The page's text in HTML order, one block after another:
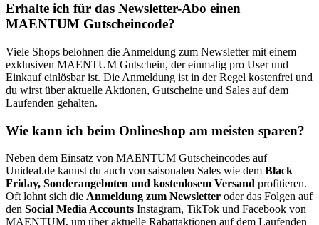
Erhalte ich für das Newsletter-Abo einen
MAENTUM Gutscheincode?
Viele Shops belohnen die Anmeldung zum Newsletter mit einem
exklusiven MAENTUM Gutschein, der einmalig pro User und
Einkauf einlösbar ist. Die Anmeldung ist in der Regel kostenfrei und
du wirst über aktuelle Aktionen, Gutscheine und Sales auf dem
Laufenden gehalten.
Wie kann ich beim Onlineshop am meisten sparen?
Neben dem Einsatz von MAENTUM Gutscheincodes auf
Unideal.de kannst du auch von saisonalen Sales wie dem Black
Friday, Sonderangeboten und kostenlosem Versand profitieren.
Oft lohnt sich die Anmeldung zum Newsletter oder das Folgen auf
den Social Media Accounts Instagram, TikTok und Facebook von
MAENTUM, um über aktuelle Rabattaktionen auf dem Laufenden